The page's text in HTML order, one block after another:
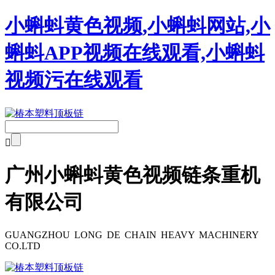
小蝌蚪黄色视频,小蝌蚪网站,小
蝌蚪APP视频在线观看,小蝌蚪
视频污在线观看

广州小蝌蚪黄色视频链条重机
有限公司
GUANGZHOU LONG DE CHAIN HEAVY MACHINERY
CO.LTD